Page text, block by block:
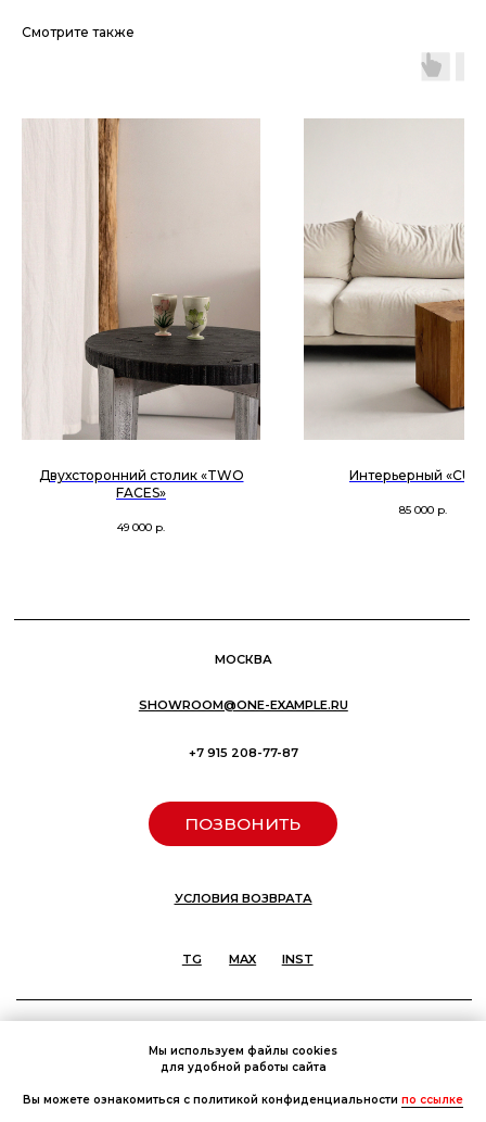
Смотрите также
Двухсторонний столик «TWO
FACES»
49 000 р.
Интерьерный
85 000 р.
Мы используем файлы cookies
для удобной работы сайта
Вы можете ознакомиться с политикой конфиденциальности по ссылке
ПОЛИТИКА КОНФИДЕНЦИАЛЬНОСТИ
instagram и WhatsApp принадлежит Meta, признанной
экстремистской и запрещенной в РФ